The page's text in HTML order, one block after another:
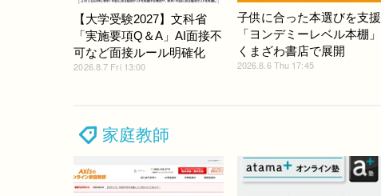
【大学受験2027】文科省
「実施要項Q＆A」AI面接不
可など面接ルール明確化
2026.8.7 Fri 13:00
子供に合った本選びを支援
「ヨンデミーレベル本棚」
くまざわ書店で展開
2026.8.6 Thu 17:45
家庭教師